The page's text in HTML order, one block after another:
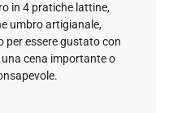
in 4 pratiche lattine,
umbro artigianale,
per essere gustato con
cena importante o